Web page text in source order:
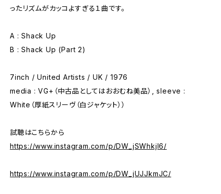
ったリズムがカッコよすぎる１曲です。
A : Shack Up
B : Shack Up (Part 2)
7inch / United Artists / UK / 1976
media : VG+（中古品としてはおおむね美品）, sleeve :
White（厚紙スリーヴ（白ジャケット））
試聴はこちらから
https://www.instagram.com/p/DW_jSWhkjI6/
https://www.instagram.com/p/DW_jUJJkmJC/